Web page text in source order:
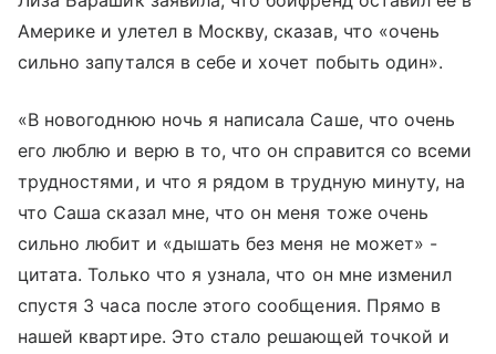
Америке и улетел в Москву, сказав, что «очень
сильно запутался в себе и хочет побыть один».
«В новогоднюю ночь я написала Саше, что очень
его люблю и верю в то, что он справится со всеми
трудностями, и что я рядом в трудную минуту, на
что Саша сказал мне, что он меня тоже очень
сильно любит и «дышать без меня не может» -
цитата. Только что я узнала, что он мне изменил
спустя 3 часа после этого сообщения. Прямо в
нашей квартире. Это стало решающей точкой и